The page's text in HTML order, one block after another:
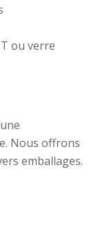
ou verre
Nous offrons
emballages.